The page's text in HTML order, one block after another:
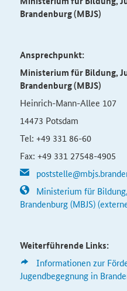
Brandenburg (MBJS)
Ansprechpunkt:
Ministerium für Bildung,
Brandenburg (MBJS)
Heinrich-Mann-Allee 107
14473 Potsdam
Tel: +49 331 86-60
Fax: +49 331 27548-4905
Ministerium für
Brandenburg (MBJS)
Weiterführende Links:
Informationen zur
Jugendbegegnung in